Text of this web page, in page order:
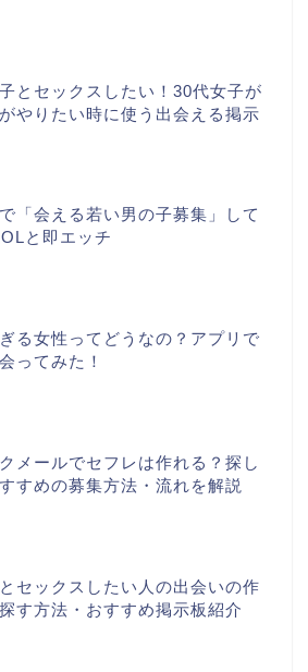
とセックスしたい！30代女子が
やりたい時に使う出会える掲示
「会える若い男の子募集」して
と即エッチ
る女性ってどうなの？アプリで
ってみた！
メールでセフレは作れる？探し
すめの募集方法・流れを解説
セックスしたい人の出会いの作
す方法・おすすめ掲示板紹介